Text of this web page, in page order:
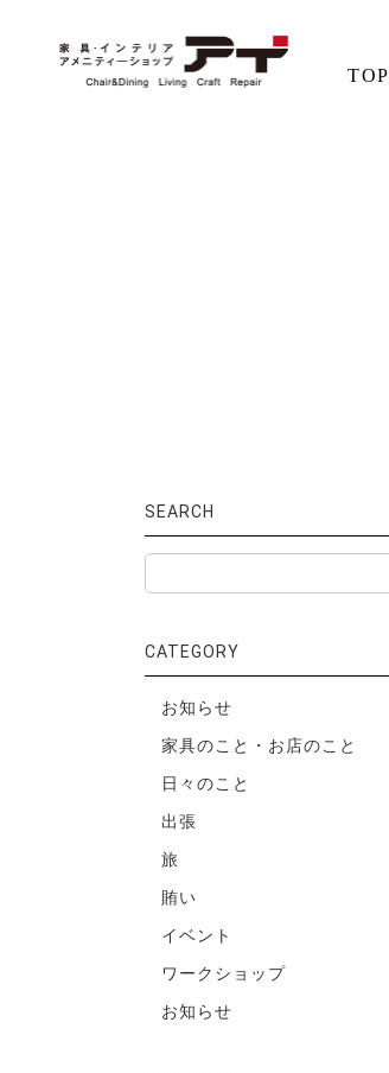
TOP
SEARCH
CATEGORY
お知らせ
家具のこと・お店のこと
日々のこと
出張
旅
賄い
イベント
ワークショップ
お知らせ